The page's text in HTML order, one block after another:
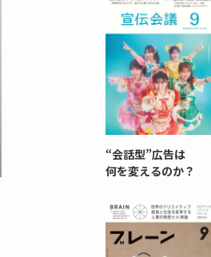
“会話型”広告は
何を変えるのか？